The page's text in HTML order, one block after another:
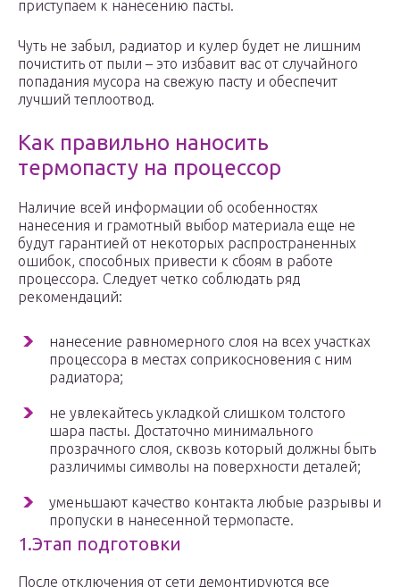
приступаем к нанесению пасты.
Чуть не забыл, радиатор и кулер будет не лишним
почистить от пыли – это избавит вас от случайного
попадания мусора на свежую пасту и обеспечит
лучший теплоотвод.
Как правильно наносить
термопасту на процессор
Наличие всей информации об особенностях
нанесения и грамотный выбор материала еще не
будут гарантией от некоторых распространенных
ошибок, способных привести к сбоям в работе
процессора. Следует четко соблюдать ряд
рекомендаций:
нанесение равномерного слоя на всех участках
процессора в местах соприкосновения с ним
радиатора;
не увлекайтесь укладкой слишком толстого
шара пасты. Достаточно минимального
прозрачного слоя, сквозь который должны быть
различимы символы на поверхности деталей;
уменьшают качество контакта любые разрывы и
пропуски в нанесенной термопасте.
1.Этап подготовки
После отключения от сети демонтируются все